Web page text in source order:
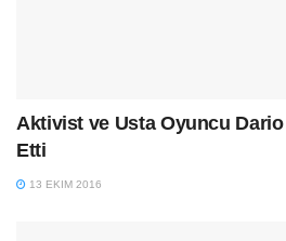
Aktivist ve Usta Oyuncu Dario
Etti
13 EKIM 2016